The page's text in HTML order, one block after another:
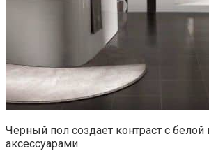
Черный пол создает контраст с
аксессуарами.